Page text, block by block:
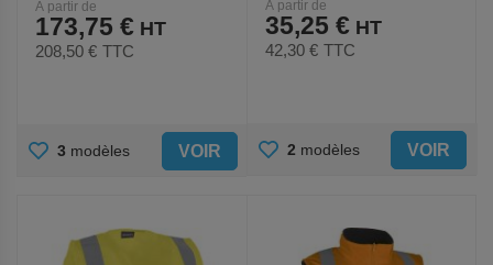
À partir de
173,75 €
208,50 € TTC
AJOUTER
FAVORIS
3 modèles VOIR
À partir de
35,25 €
42,30 € TTC
AJOUTER
FAVORIS
2 modèles VOIR